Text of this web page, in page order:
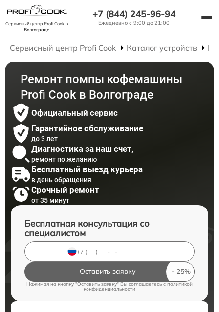
Сервисный центр Profi Cookв
Волгограде
+7 (844) 245-96-94
Ежедневно с 9:00 до 21:00
Сервисный центр Profi Cook Каталог устройств
Ремонт помпы кофемашины
Profi Cook в Волгограде
Официальный сервис
Гарантийное обслуживание
до 3 лет
Диагностика за наш счет,
ремонт по желанию
Бесплатный выезд курьера
в день обращения
Срочный ремонт
от 35 минут
Бесплатная консультация со
специалистом
Оставить заявку
Нажимая на кнопку "Оставить заявку" Вы соглашаетесь c политикой
конфиденциальности